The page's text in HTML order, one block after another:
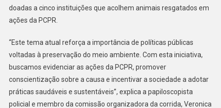
doadas a cinco instituições que acolhem animais resgatados em
ações da PCPR.
“Este tema atual reforça a importância de políticas públicas
voltadas à preservação do meio ambiente. Com esta iniciativa,
buscamos evidenciar as ações da PCPR, promover
conscientização sobre a causa e incentivar a sociedade a adotar
práticas saudáveis e sustentáveis”, explica a papiloscopista
policial e membro da comissão organizadora da corrida, Veronica